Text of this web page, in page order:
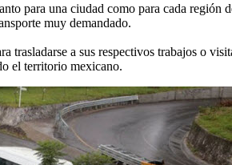
para una ciudad como para cada
muy demandado.
trasladarse a sus respectivos trabajos o
el territorio mexicano.